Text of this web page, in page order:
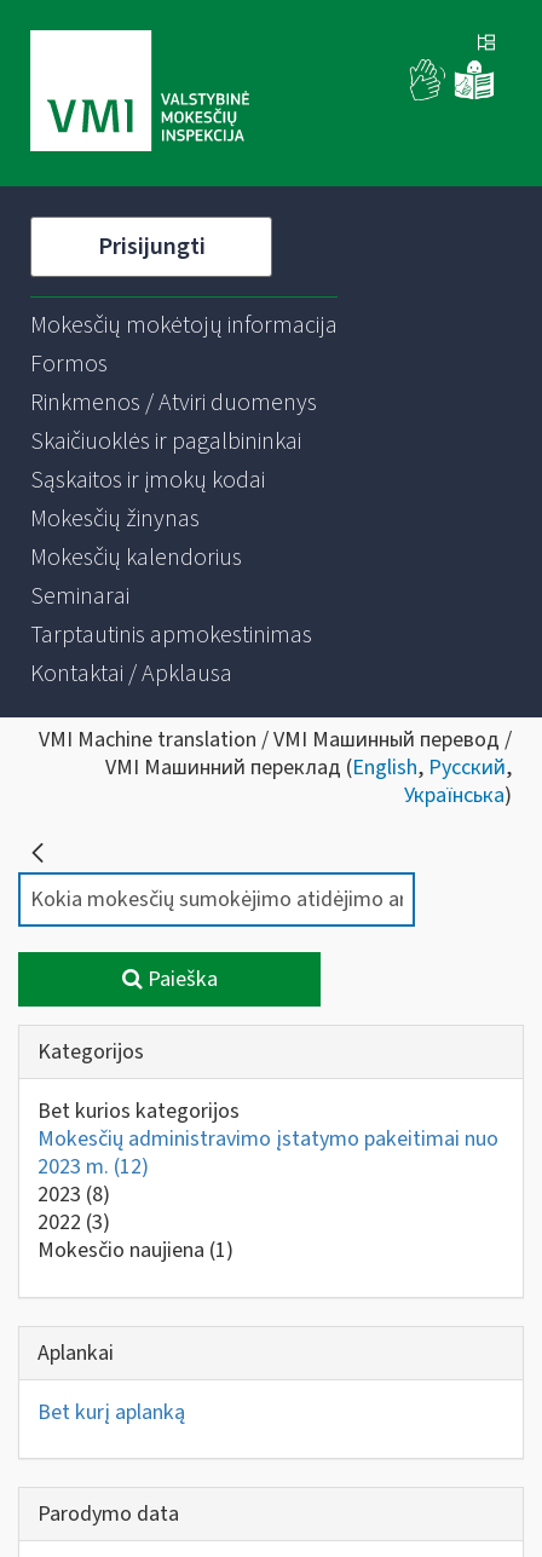
Prisijungti
Mokesčių mokėtojų informacija
Formos
Rinkmenos / Atviri duomenys
Skaičiuoklės ir pagalbininkai
Sąskaitos ir įmokų kodai
Mokesčių žinynas
Mokesčių kalendorius
Seminarai
Tarptautinis apmokestinimas
Kontaktai / Apklausa
VMI Machine translation / VMI Машинный перевод /
VMI Машинний переклад (English, Русский,
Українська)
Paieška
Kategorijos
Bet kurios kategorijos
Mokesčių administravimo įstatymo pakeitimai nuo
2023 m. (12)
2023 (8)
2022 (3)
Mokesčio naujiena (1)
Aplankai
Bet kurį aplanką
Parodymo data